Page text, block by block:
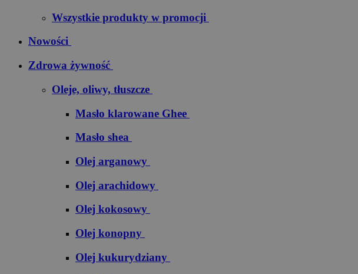
Wszystkie produkty w promocji
Nowości
Zdrowa żywność
Oleje, oliwy, tłuszcze
Masło klarowane Ghee
Masło shea
Olej arganowy
Olej arachidowy
Olej kokosowy
Olej konopny
Olej kukurydziany